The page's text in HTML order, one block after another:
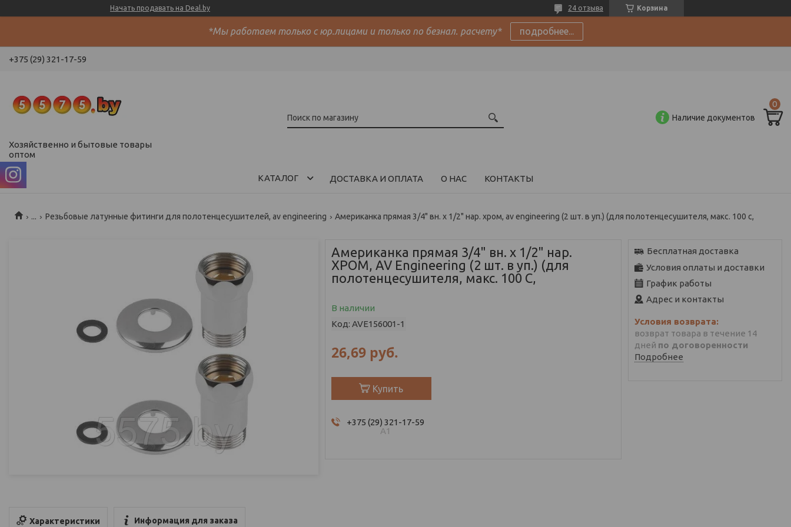
Начать продавать на Deal.by Корзина
24 отзыва
*Мы работаем только с юр.лицами и только по безнал. расчету* подробнее...
+375 (29) 321-17-59
Хозяйственно и бытовые товары
оптом
Наличие документов
КАТАЛОГ ДОСТАВКА И ОПЛАТА О НАС КОНТАКТЫ
... Резьбовые латунные фитинги для полотенцесушителей, av engineering Американка прямая 3/4" вн. х 1/2" нар. хром, av engineering (2 шт. в уп.) (для полотенцесушителя, макс. 100 с,
Американка прямая 3/4" вн. х 1/2" нар.
ХРОМ, AV Engineering (2 шт. в уп.) (для
полотенцесушителя, макс. 100 С,
В наличии
Код: AVE156001-1
26,69 руб.
Купить
+375 (29) 321-17-59
А1
Бесплатная доставка
Условия оплаты и доставки
График работы
Адрес и контакты
возврат товара в течение 14
дней по договоренности
Подробнее
Характеристики Информация для заказа